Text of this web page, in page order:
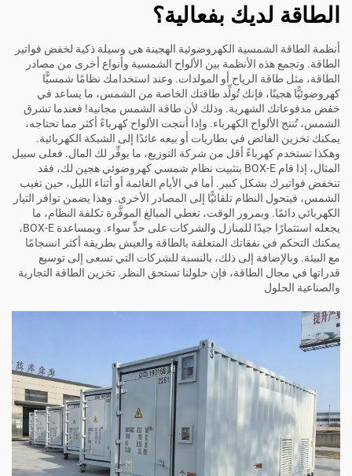
الطاقة لديك بفعالية؟
أنظمة الطاقة الشمسية الكهروضوئية الهجينة هي وسيلة ذكية لخفض فواتير
الطاقة. وتجمع هذه الأنظمة بين الألواح الشمسية وأنواع أخرى من مصادر
الطاقة، مثل طاقة الرياح أو المولدات. وعند استخدامك نظامًا شمسيًّا
كهروضوئيًّا هجينًا، فإنك تُولِّد طاقتك الخاصة من الشمس، ما يساعد في
خفض مدفوعاتك الشهرية. وذلك لأن طاقة الشمس مجانية! فعندما تشرق
الشمس، تُنتج الألواح الكهرباء. وإذا أنتجت الألواح كهرباءً أكثر مما تحتاجه،
يمكنك تخزين الفائض في بطاريات أو بيعه عائدًا إلى الشبكة الكهربائية.
وهكذا تستخدم كهرباءً أقل من شركة التوزيع، ما يوفِّر لك المال. فعلى سبيل
المثال، إذا قام BOX-E بتثبيت نظام شمسي كهروضوئي هجين لك، فقد
تنخفض فواتيرك بشكل كبير. أما في الأيام الغائمة أو أثناء الليل، حين تغيب
الشمس، فيتحول النظام تلقائيًّا إلى المصادر الأخرى. وهذا يضمن توافر التيار
الكهربائي دائمًا. وبمرور الوقت، تغطي المبالغ الموفَّرة تكلفة النظام، ما
يجعله استثمارًا جيدًا للمنازل والشركات على حدٍّ سواء. وبمساعدة BOX-E،
يمكنك التحكم في نفقاتك المتعلقة بالطاقة والعيش بطريقة أكثر انسجامًا
مع البيئة. وبالإضافة إلى ذلك، بالنسبة للشركات التي تسعى إلى توسيع
قدراتها في مجال الطاقة، فإن حلولنا تستحق النظر. تخزين الطاقة التجارية
والصناعية الحلول